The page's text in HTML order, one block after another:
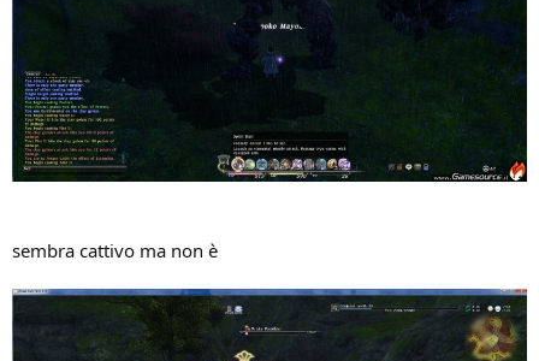
sembra cattivo ma non è